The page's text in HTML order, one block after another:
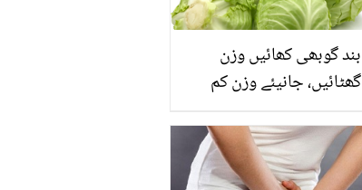
بند گوبھی کھائیں وزن
گھٹائیں، جانیئے وزن کم
بنانے کی 3 آسان تراکیب